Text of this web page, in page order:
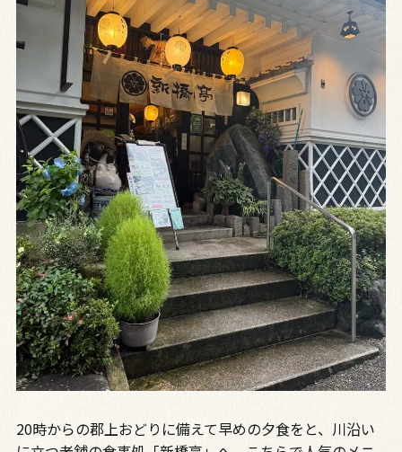
20時からの郡上おどりに備えて早めの夕食をと、川沿い